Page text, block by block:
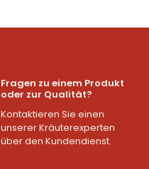
Fragen zu einem Produkt
oder zur Qualität?
Kontaktieren Sie einen
unserer Kräuterexperten
über den Kundendienst.